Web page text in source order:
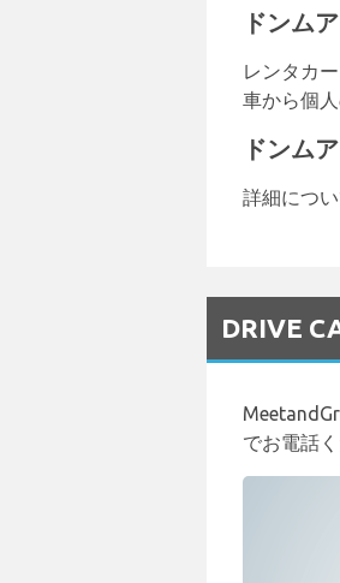
ドンム
レンタカ
車から個
ドンム
詳細につ
DRIVE
でお電話